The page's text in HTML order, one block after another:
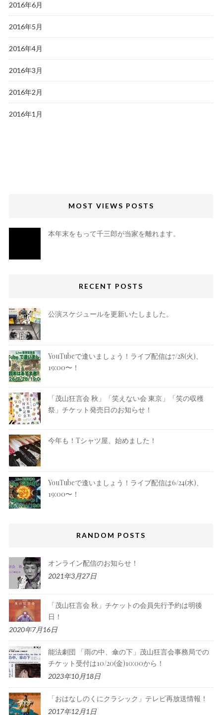
2016年6月
2016年5月
2016年4月
2016年3月
2016年2月
2016年1月
MOST VIEWS POSTS
本年末をもって千三郎が当家を離れます。
RECENT POSTS
公演スケジュールを更新いたしました。
YouTubeで逢いましょう！ライブ配信は7/28(火)、
19:00〜！
「茂山狂言会 秋」「笑えない会 東京」「笑の収穫
祭」チケット発売日のお知らせ！
今年も！Tシャツ屋、始めました！
YouTubeで逢いましょう！ライブ配信は6/24(水)、
19:00〜！
RANDOM POSTS
オンライン配信のお知らせ！
2021年3月27日
「茂山狂言会 秋」チケットの会員先行予約は明後
日！
2020年7月16日
能法劇団 「雨の中、傘の下」茂山狂言会事務局での
チケット受付は10/20(金)10:00から！
2023年10月18日
「おはなしのくにクラシック」テレビ再放送情報！
2017年12月1日